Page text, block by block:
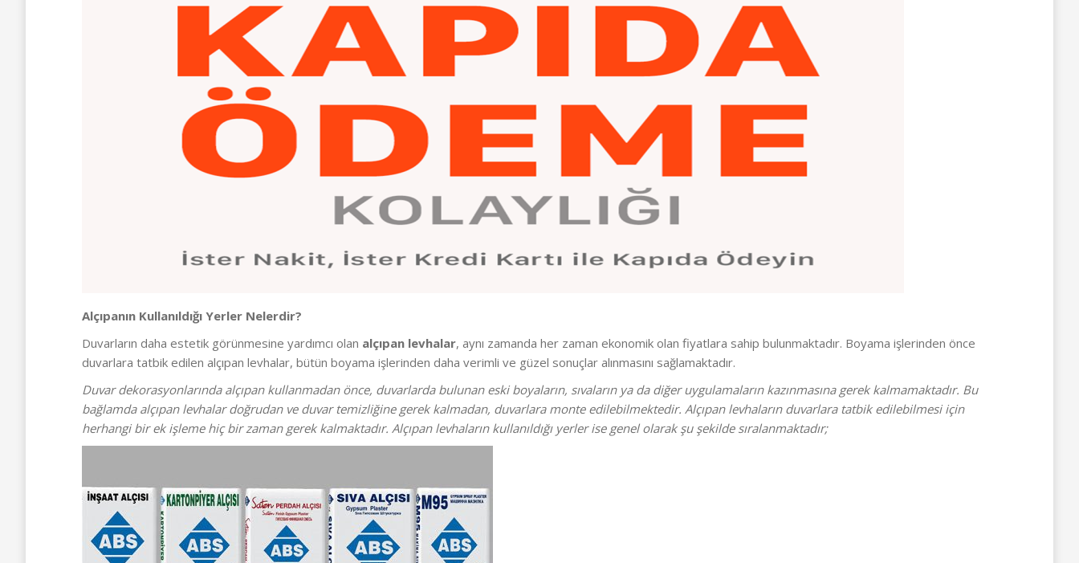
Alçıpanın Kullanıldığı Yerler Nelerdir?
Duvarların daha estetik görünmesine yardımcı olan alçıpan levhalar, aynı zamanda her zaman ekonomik olan fiyatlara sahip bulunmaktadır. Boyama işlerinden önce
duvarlara tatbik edilen alçıpan levhalar, bütün boyama işlerinden daha verimli ve güzel sonuçlar alınmasını sağlamaktadır.
Duvar dekorasyonlarında alçıpan kullanmadan önce, duvarlarda bulunan eski boyaların, sıvaların ya da diğer uygulamaların kazınmasına gerek kalmamaktadır. Bu
bağlamda alçıpan levhalar doğrudan ve duvar temizliğine gerek kalmadan, duvarlara monte edilebilmektedir. Alçıpan levhaların duvarlara tatbik edilebilmesi için
herhangi bir ek işleme hiç bir zaman gerek kalmaktadır. Alçıpan levhaların kullanıldığı yerler ise genel olarak şu şekilde sıralanmaktadır;